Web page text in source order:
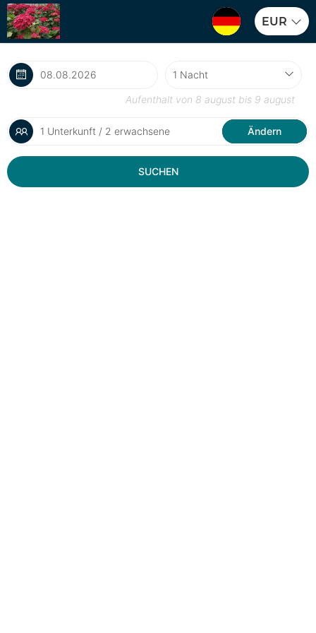
EUR
Aufenthalt von 8 august bis 9 august
1 Unterkunft / 2 erwachsene Ändern